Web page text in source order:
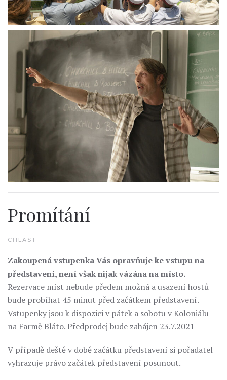
Promítání
CHLAST
Zakoupená vstupenka Vás opravňuje ke vstupu na
představení, není však nijak vázána na místo.
Rezervace míst nebude předem možná a usazení hostů
bude probíhat 45 minut před začátkem představení.
Vstupenky jsou k dispozici v pátek a sobotu v Koloniálu
na Farmě Bláto. Předprodej bude zahájen 23.7.2021
V případě deště v době začátku představení si pořadatel
vyhrazuje právo začátek představení posunout.